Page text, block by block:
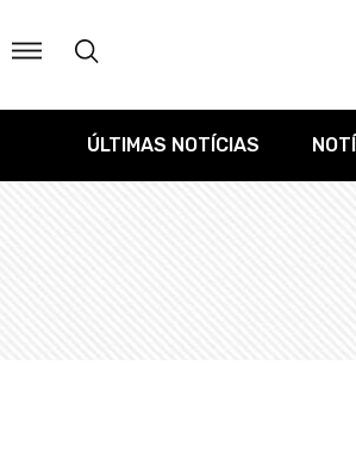
ÚLTIMAS NOTÍCIAS